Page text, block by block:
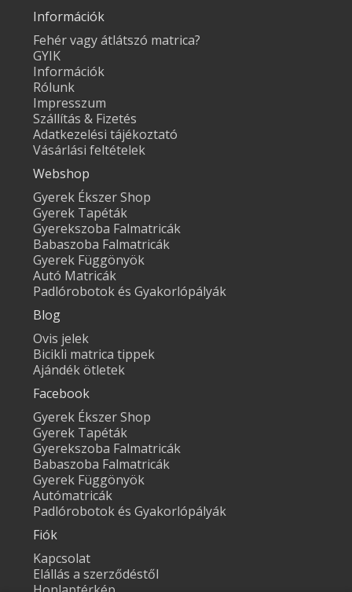
Információk
Fehér vagy átlátszó matrica?
GYIK
Információk
Rólunk
Impresszum
Szállítás & Fizetés
Adatkezelési tájékoztató
Vásárlási feltételek
Webshop
Gyerek Ékszer Shop
Gyerek Tapéták
Gyerekszoba Falmatricák
Babaszoba Falmatricák
Gyerek Függönyök
Autó Matricák
Padlórobotok és Gyakorlópályák
Blog
Ovis jelek
Bicikli matrica tippek
Ajándék ötletek
Facebook
Gyerek Ékszer Shop
Gyerek Tapéták
Gyerekszoba Falmatricák
Babaszoba Falmatricák
Gyerek Függönyök
Autómatricák
Padlórobotok és Gyakorlópályák
Fiók
Kapcsolat
Elállás a szerződéstől